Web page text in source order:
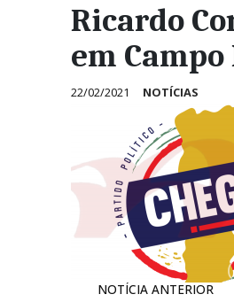
Ricardo
em
22/02/2021 NOTÍCIAS
NOTÍCIA ANTERIOR